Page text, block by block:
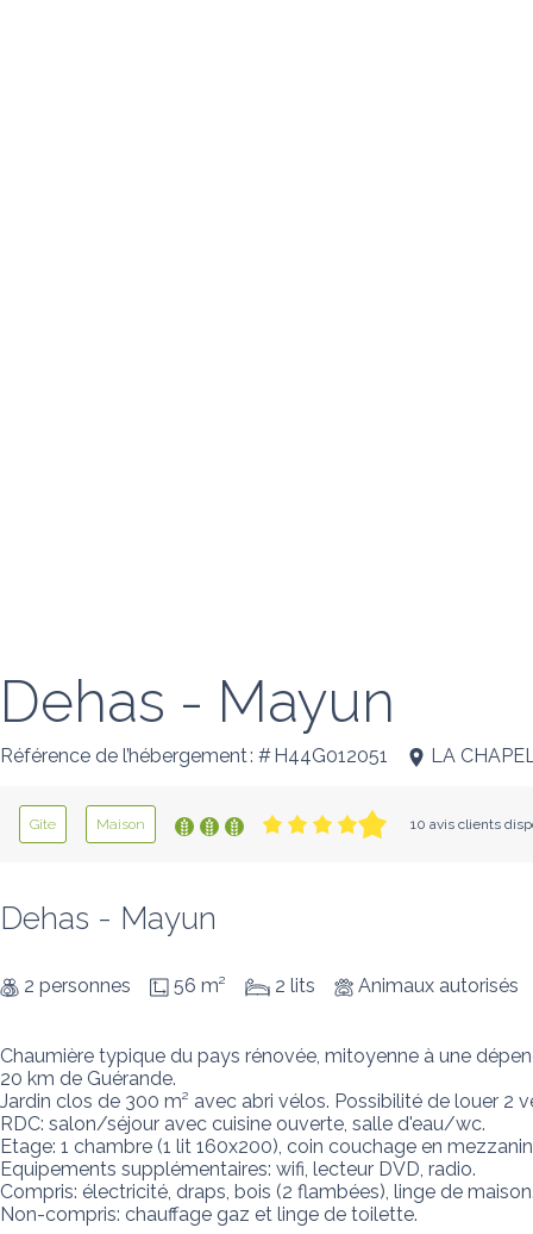
Dehas - Mayun
Référence de l’hébergement : # H44G012051 LA
Gîte Maison 10 avis clients
Dehas - Mayun
2 personnes 56 m² 2 lits Animaux autorisés
Chaumière typique du pays rénovée, mitoyenne à une
20 km de Guérande.
Jardin clos de 300 m² avec abri vélos. Possibilité de louer
RDC: salon/séjour avec cuisine ouverte, salle d'eau/wc.
Etage: 1 chambre (1 lit 160x200), coin couchage en
Equipements supplémentaires: wifi, lecteur DVD, radio.
Compris: électricité, draps, bois (2 flambées), linge de
Non-compris: chauffage gaz et linge de toilette.